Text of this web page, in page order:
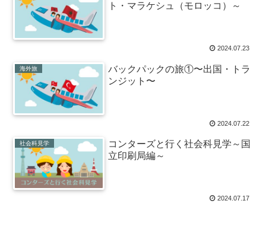
ト・マラケシュ（モロッコ）～
2024.07.23
海外旅
バックパックの旅①〜出国・トラ
ンジット〜
2024.07.22
社会科見学
コンターズと行く社会科見学～国
立印刷局編～
2024.07.17